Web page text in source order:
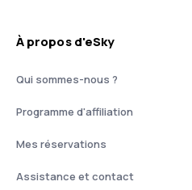
À propos d'eSky
Qui sommes-nous ?
Programme d'affiliation
Mes réservations
Assistance et contact